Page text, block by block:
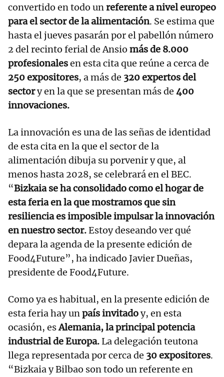
convertido en todo unreferente a nivel europeo
para el sector de la alimentación. Se estima que
hasta el jueves pasarán por el pabellón número
2 del recinto ferial de Ansio más de 8.000
profesionalesen esta cita que reúne a cerca de
250 expositores, a más de 320 expertos del
sectory en la que se presentan más de 400
innovaciones.
La innovación es una de las señas de identidad
de esta cita en la que el sector de la
alimentación dibuja su porvenir y que, al
menos hasta 2028, se celebrará en el BEC.
“Bizkaia se ha consolidado como el hogar de
esta feria en la que mostramos que sin
resiliencia es imposible impulsar la innovación
en nuestro sector.Estoy deseando ver qué
depara la agenda de la presente edición de
Food4Future”, ha indicado Javier Dueñas,
presidente de Food4Future.
Como ya es habitual, en la presente edición de
esta feria hay unpaís invitadoy, en esta
ocasión, esAlemania, la principal potencia
industrial de Europa.La delegación teutona
llega representada por cerca de 30 expositores.
“Bizkaia y Bilbao son todo un referente en